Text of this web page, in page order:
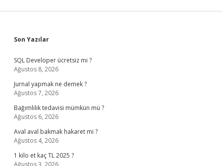
Sidebar
Son Yazılar
SQL Developer ücretsiz mi ?
Ağustos 8, 2026
Jurnal yapmak ne demek ?
Ağustos 7, 2026
Bağımlılık tedavisi mümkün mü ?
Ağustos 6, 2026
Aval aval bakmak hakaret mi ?
Ağustos 4, 2026
1 kilo et kaç TL 2025 ?
Ağustos 3, 2026